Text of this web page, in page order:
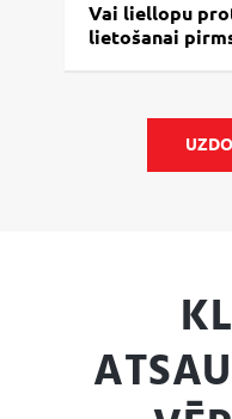
Vai liellopu
lietošanai